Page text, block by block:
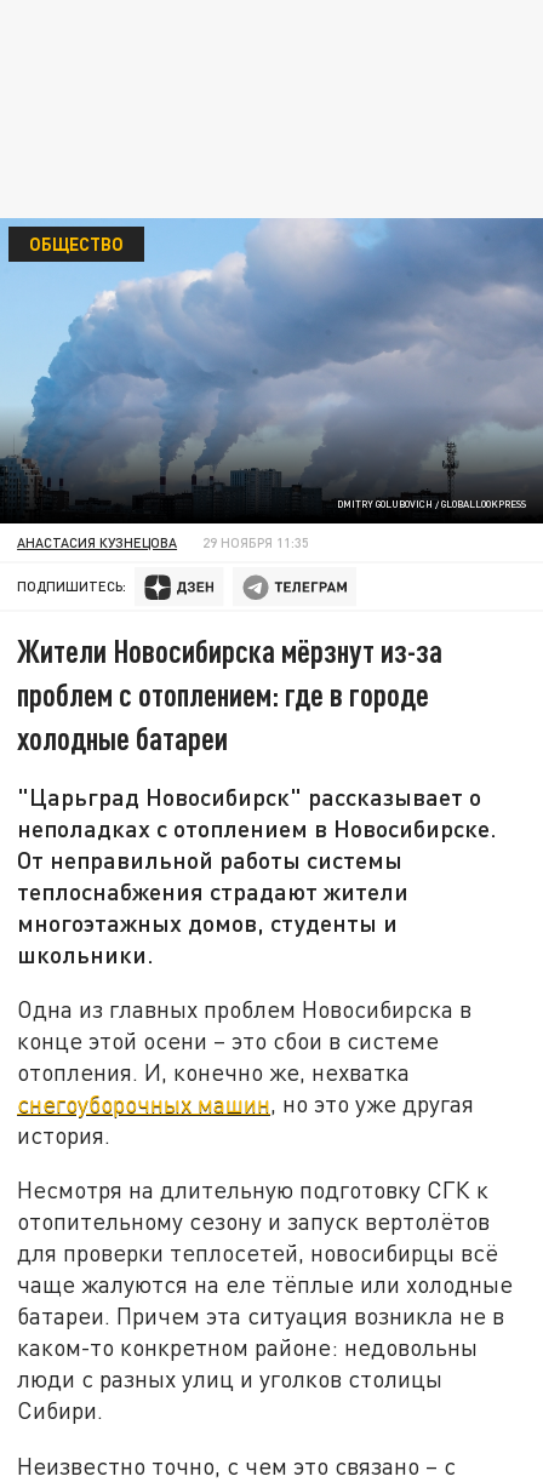
DMITRY GOLUBOVICH / GLOBALLOOKPRESS
ОБЩЕСТВО
АНАСТАСИЯ КУЗНЕЦОВА 29 НОЯБРЯ 11:35
ПОДПИШИТЕСЬ:
Жители Новосибирска мёрзнут из-за
проблем с отоплением: где в городе
холодные батареи
"Царьград Новосибирск" рассказывает о
неполадках с отоплением в Новосибирске.
От неправильной работы системы
теплоснабжения страдают жители
многоэтажных домов, студенты и
школьники.
Одна из главных проблем Новосибирска в
конце этой осени – это сбои в системе
отопления. И, конечно же, нехватка
снегоуборочных машин, но это уже другая
история.
Несмотря на длительную подготовку СГК к
отопительному сезону и запуск вертолётов
для проверки теплосетей, новосибирцы всё
чаще жалуются на еле тёплые или холодные
батареи. Причем эта ситуация возникла не в
каком-то конкретном районе: недовольны
люди с разных улиц и уголков столицы
Сибири.
Неизвестно точно, с чем это связано – с